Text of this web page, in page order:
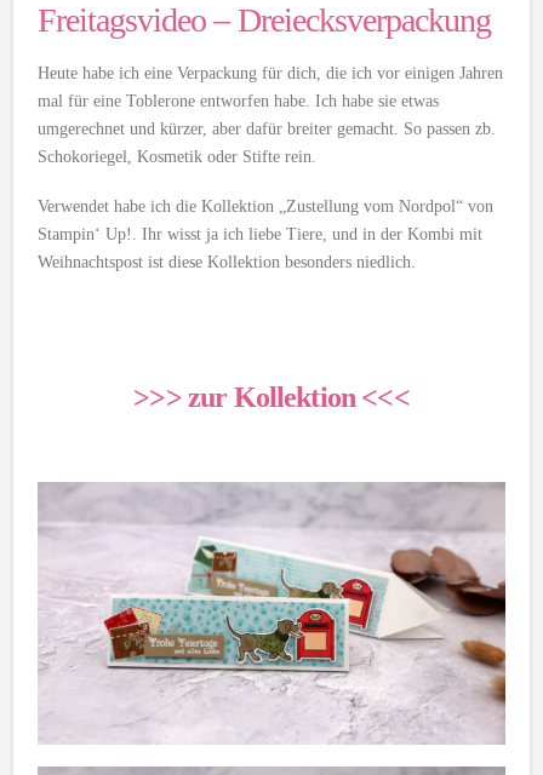
Freitagsvideo – Dreiecksverpackung
Heute habe ich eine Verpackung für dich, die ich vor einigen Jahren
mal für eine Toblerone entworfen habe. Ich habe sie etwas
umgerechnet und kürzer, aber dafür breiter gemacht. So passen zb.
Schokoriegel, Kosmetik oder Stifte rein.
Verwendet habe ich die Kollektion „Zustellung vom Nordpol“ von
Stampin‘ Up!. Ihr wisst ja ich liebe Tiere, und in der Kombi mit
Weihnachtspost ist diese Kollektion besonders niedlich.
>>> zur Kollektion <<<